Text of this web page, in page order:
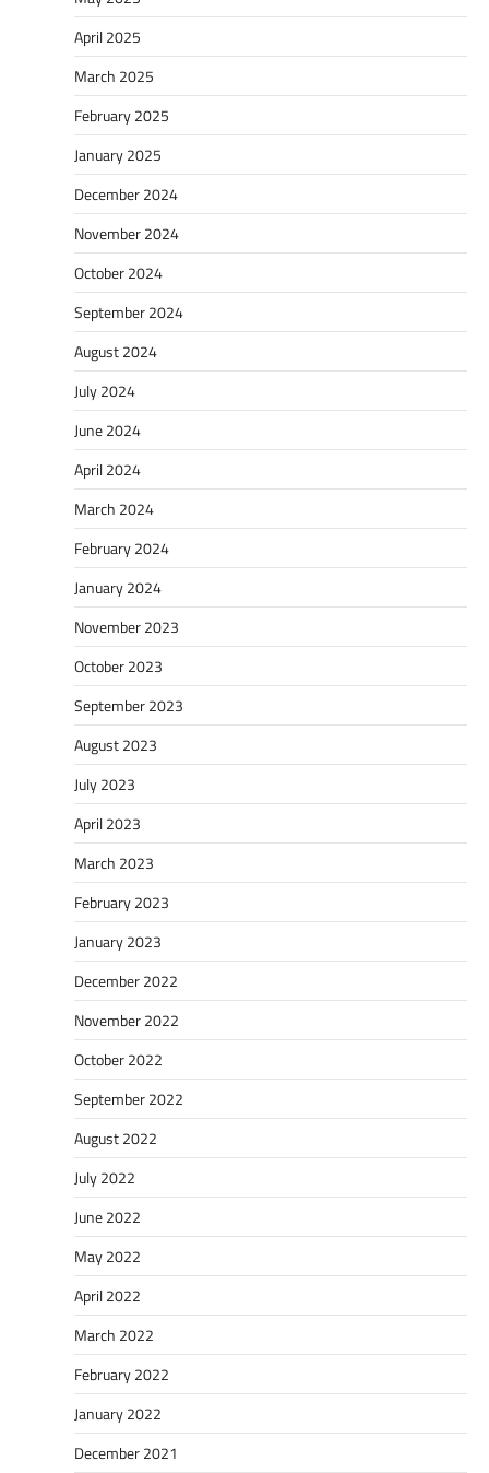
April 2025
March 2025
February 2025
January 2025
December 2024
November 2024
October 2024
September 2024
August 2024
July 2024
June 2024
April 2024
March 2024
February 2024
January 2024
November 2023
October 2023
September 2023
August 2023
July 2023
April 2023
March 2023
February 2023
January 2023
December 2022
November 2022
October 2022
September 2022
August 2022
July 2022
June 2022
May 2022
April 2022
March 2022
February 2022
January 2022
December 2021